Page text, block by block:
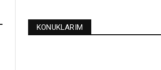
KURABİYELER
KONUKLARIM